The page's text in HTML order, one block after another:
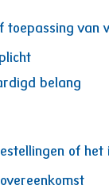
toepassing van
belang
of het